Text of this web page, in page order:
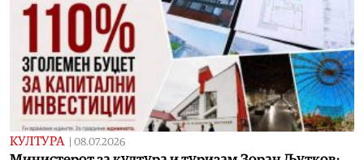
КУЛТУРА 08.07.2026